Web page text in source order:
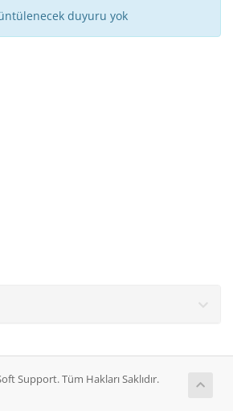
duyuru yok
Support. Tüm Hakları Saklıdır.